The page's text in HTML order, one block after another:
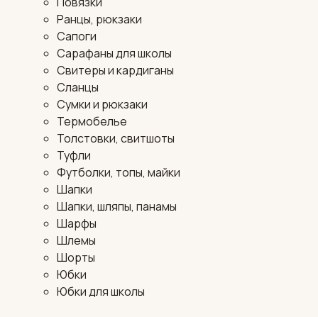
Ранцы, рюкзаки
Сапоги
Сарафаны для школы
Свитеры и кардиганы
Сланцы
Сумки и рюкзаки
Термобелье
Толстовки, свитшоты
Туфли
Футболки, топы, майки
Шапки
Шапки, шляпы, панамы
Шарфы
Шлемы
Шорты
Юбки
Юбки для школы